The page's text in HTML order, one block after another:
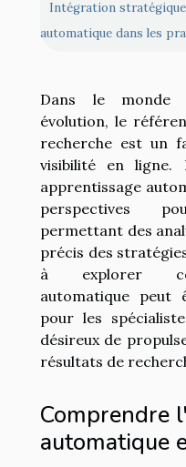
Intégration
automatique dans les
Dans le monde
évolution, le
recherche est un
visibilité en ligne.
apprentissage
perspectives
permettant des
précis des
à explorer
automatique peut
pour les
désireux de
résultats de
Comprendre
automatique